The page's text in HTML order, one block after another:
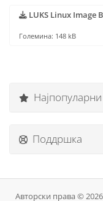
LUKS Linux Image
Големина: 148 kB
Поддршка
Авторски права ©